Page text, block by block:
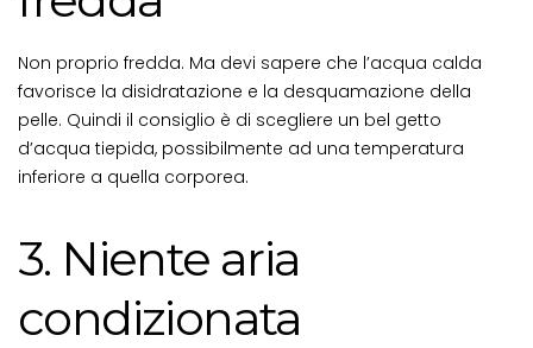
Non proprio fredda. Ma devi sapere che l’acqua calda
favorisce la disidratazione e la desquamazione della
pelle. Quindi il consiglio è di scegliere un bel getto
d’acqua tiepida, possibilmente ad una temperatura
inferiore a quella corporea.
3. Niente aria
condizionata